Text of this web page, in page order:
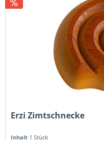
Erzi Zimtschnecke
Inhalt 1 Stück